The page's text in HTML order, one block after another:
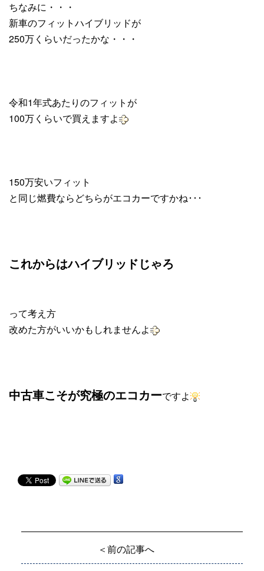
ちなみに・・・
新車のフィットハイブリッドが
250万くらいだったかな・・・
令和1年式あたりのフィットが
100万くらいで買えますよ
150万安いフィット
と同じ燃費ならどちらがエコカーですかね･･･
これからはハイブリッドじゃろ
って考え方
改めた方がいいかもしれませんよ
中古車こそが究極のエコカーですよ
＜前の記事へ